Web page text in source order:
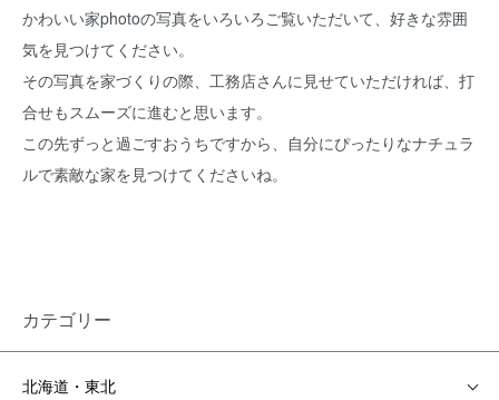
かわいい家photoの写真をいろいろご覧いただいて、好きな雰囲
気を見つけてください。
その写真を家づくりの際、工務店さんに見せていただければ、打
合せもスムーズに進むと思います。
この先ずっと過ごすおうちですから、自分にぴったりなナチュラ
ルで素敵な家を見つけてくださいね。
カテゴリー
北海道・東北